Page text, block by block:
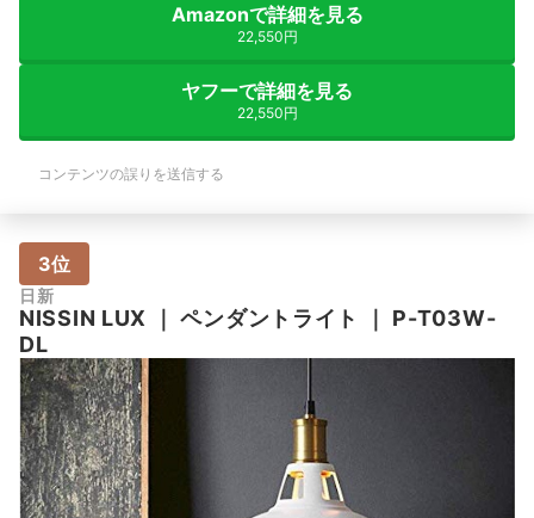
Amazonで詳細を見る
22,550円
ヤフーで詳細を見る
22,550円
コンテンツの誤りを送信する
3位
日新
NISSIN LUX ｜ペンダントライト ｜ P-T03W-
DL